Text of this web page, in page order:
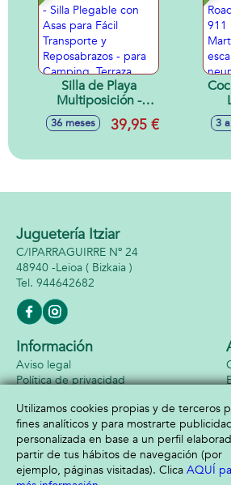
Silla de Playa
Multiposición -
37cm de Altura de
Asiento - Silla
para Fácil
Reposabrazos -
Exterior - Textileno
y Aluminio (Rayas
Ocre)
36 meses 39,95 € 3
Juguetería Itziar
C/IPARRAGUIRRE Nº 24
48940 -Leioa ( Bizkaia )
944642682
Información
Aviso legal
Política de privacidad
Formas de pago
Utilizamos cookies propias y de terceros
fines analíticos y para mostrarte
personalizada en base a un perfil
partir de tus hábitos de navegación (por
ejemplo, páginas visitadas). Clica AQUÍ